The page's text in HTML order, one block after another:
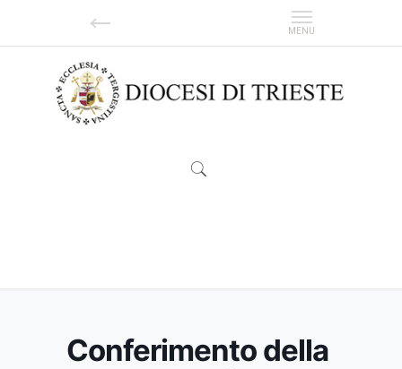
Conferimento della